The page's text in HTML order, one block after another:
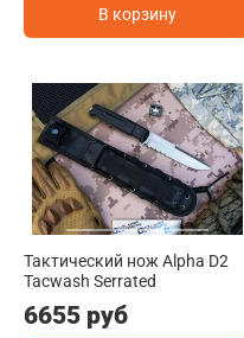
В корзину
Тактический нож Alpha D2
Tacwash Serrated
6655 руб